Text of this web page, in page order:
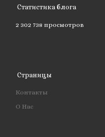
Статистика блога
2 302 738 просмотров
Страницы
Контакты
О Нас